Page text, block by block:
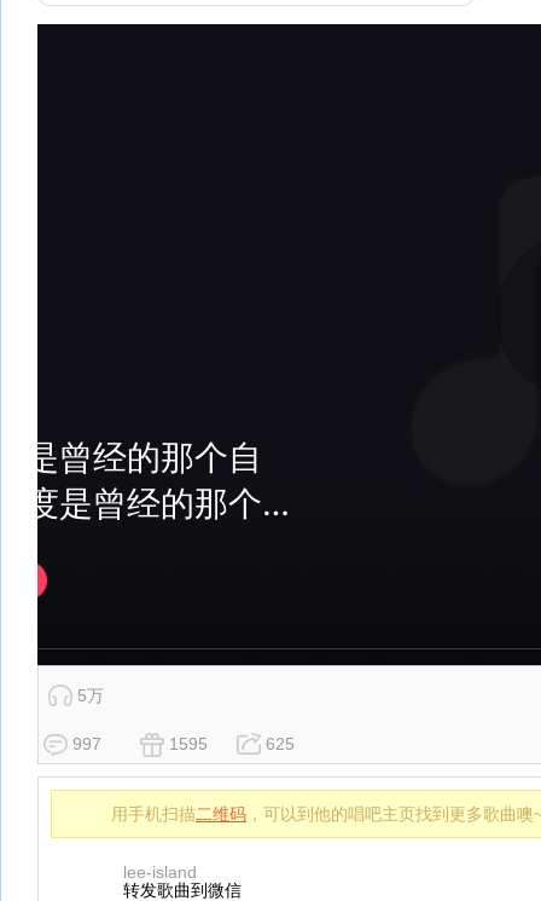
5万
997 1595 625
用手机扫描二维码 ，可以到他的唱吧主页找到更多歌曲噢
lee-island
转发歌曲到微信